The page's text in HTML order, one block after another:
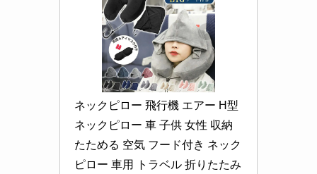
ネックピロー 飛行機 エアー H型
ネックピロー 車 子供 女性 収納
たためる 空気 フード付き ネック
ピロー 車用 トラベル 折りたたみ